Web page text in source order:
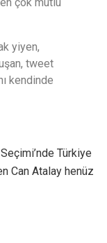
yiyen,
tweet
kendinde
Türkiye
Can Atalay henüz